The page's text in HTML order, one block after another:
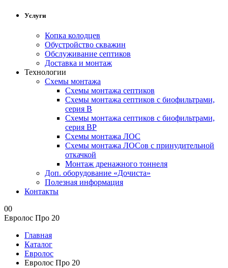
Услуги
Копка колодцев
Обустройство скважин
Обслуживание септиков
Доставка и монтаж
Технологии
Схемы монтажа
Схемы монтажа септиков
Схемы монтажа септиков с биофильтрами,
серия В
Схемы монтажа септиков с биофильтрами,
серия BP
Схемы монтажа ЛОС
Схемы монтажа ЛОСов с принудительной
откачкой
Монтаж дренажного тоннеля
Доп. оборудование «Дочиста»
Полезная информация
Контакты
00
Евролос Про 20
Главная
Каталог
Евролос
Евролос Про 20